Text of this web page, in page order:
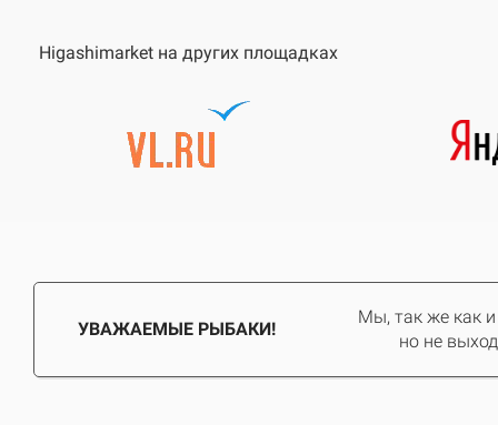
Higashimarket на других площадках
УВАЖАЕМЫЕ РЫБАКИ!
Мы, так же как и
но не